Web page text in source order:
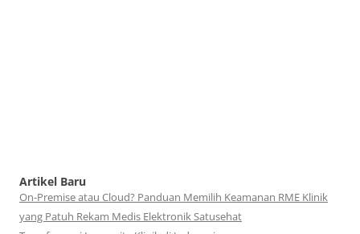
Artikel Baru
On-Premise atau Cloud? Panduan Memilih Keamanan RME Klinik
yang Patuh Rekam Medis Elektronik Satusehat